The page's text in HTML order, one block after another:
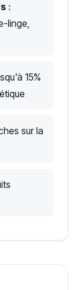
:
linge,
15%
sur la